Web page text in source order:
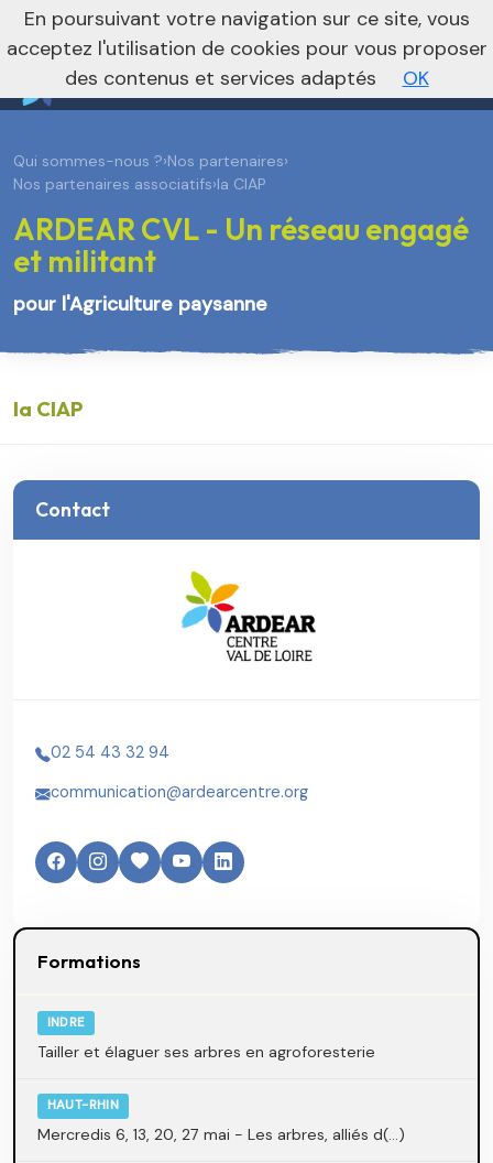
Je m’abonne à la newsletter foncière Vers le site national
Qui sommes-nous ?›Nos partenaires›
Nos partenaires associatifs›la CIAP
ARDEAR CVL - Un réseau engagé
et militant
pour l'Agriculture paysanne
la CIAP
Contact
02 54 43 32 94
communication@ardearcentre.org
Formations
INDRE
Tailler et élaguer ses arbres en agroforesterie
HAUT-RHIN
Mercredis 6, 13, 20, 27 mai - Les arbres, alliés d(...)
En poursuivant votre navigation sur ce site, vous
acceptez l'utilisation de cookies pour vous proposer
des contenus et services adaptés
OK